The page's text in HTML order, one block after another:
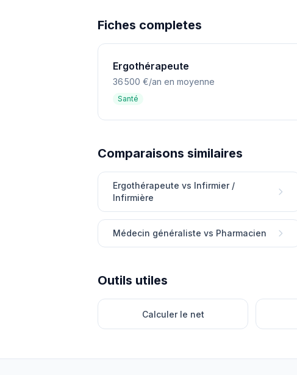
Fiches completes
Ergothérapeute
36 500 €/an en moyenne
Santé
Comparaisons similaires
Ergothérapeute vs Infirmier /
Infirmière
Médecin généraliste vs Pharmacien
Outils utiles
Calculer le net